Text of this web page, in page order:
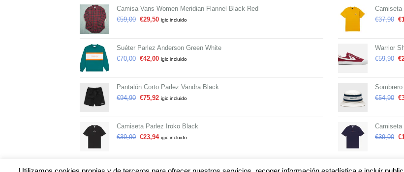
Camisa Vans Women Meridian Flannel Black Red
€59,00 €29,50 igic incluido
Suéter Parlez Anderson Green White
€70,00 €42,00 igic incluido
Pantalón Corto Parlez Vandra Black
€94,90 €75,92 igic incluido
Camiseta Parlez Iroko Black
€39,90 €23,94 igic incluido
Camiseta
€37,90 €
Warrior
€59,90 €
€54,90 €
Camiseta
€39,90 €